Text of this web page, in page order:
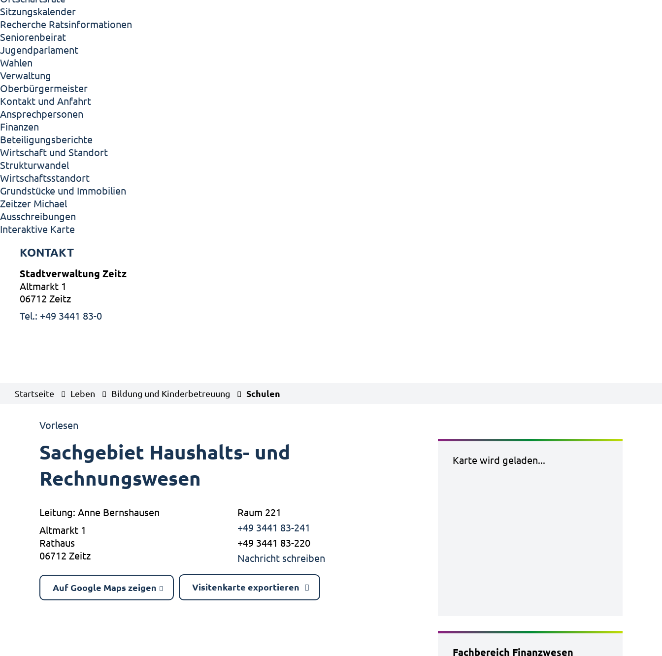
Sitzungskalender
Recherche Ratsinformationen
Seniorenbeirat
Jugendparlament
Wahlen
Verwaltung
Oberbürgermeister
Kontakt und Anfahrt
Ansprechpersonen
Finanzen
Beteiligungsberichte
Wirtschaft und Standort
Strukturwandel
Wirtschaftsstandort
Grundstücke und Immobilien
Zeitzer Michael
Ausschreibungen
Interaktive Karte
KONTAKT
Stadtverwaltung Zeitz
Altmarkt 1
06712 Zeitz
Tel.: +49 3441 83-0
Startseite Leben Bildung und Kinderbetreuung Schulen
Vorlesen
Sachgebiet Haushalts- und
Rechnungswesen
Leitung: Anne Bernshausen
Altmarkt 1
Rathaus
06712 Zeitz
Raum 221
+49 3441 83-241
+49 3441 83-220
Nachricht schreiben
Auf Google Maps zeigen Visitenkarte exportieren
Karte wird geladen...
Fachbereich Finanzwesen